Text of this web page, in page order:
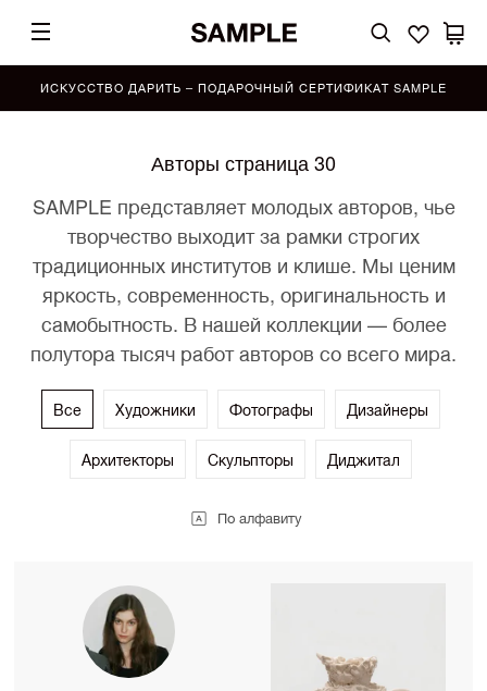
ИСКУССТВО ДАРИТЬ – ПОДАРОЧНЫЙ СЕРТИФИКАТ SAMPLE
Авторы страница 30
SAMPLE представляет молодых авторов, чье
творчество выходит за рамки строгих
традиционных институтов и клише. Мы ценим
яркость, современность, оригинальность и
самобытность. В нашей коллекции — более
полутора тысяч работ авторов со всего мира.
Все Художники Фотографы Дизайнеры
Архитекторы Скульпторы Диджитал
По алфавиту